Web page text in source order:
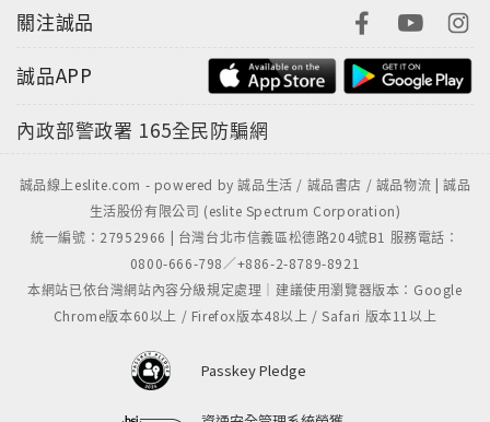
連他所有的， 也要奪去。」
於中小企業、新興國家，本已先天不足，如今手上僅有
在這場「大走資潮」下，人們只能順應潮流，能做的就
在最迫切、最有回報希望的項目。
短期內，這三大IPO案會對市場產生磁吸效應。對先前
漲幅過快的股票，其股價可能面臨壓力。
擴大資本支出，購買更多晶片、興建更多資料中心，或
這些支出不只是他們上游供應商的機會，例如輝達、
Google等企業將直接受惠，對台灣硬體供應鏈而言，也
關注誠品
誠品APP
內政部警政署 165全民防騙網
誠品線上eslite.com - powered by 誠品生活 / 誠品書店 / 誠品物流 | 誠品
生活股份有限公司 (eslite Spectrum Corporation)
統一編號：27952966 | 台灣台北市信義區松德路204號B1 服務電話：
0800-666-798／+886-2-8789-8921
本網站已依台灣網站內容分級規定處理｜建議使用瀏覽器版本：Google
Chrome版本60以上 / Firefox版本48以上 / Safari 版本11以上
Passkey Pledge